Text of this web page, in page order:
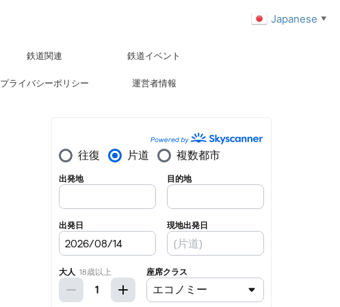
鉄道関連 鉄道イベント
プライバシーポリシー 運営者情報
Japanese ▼